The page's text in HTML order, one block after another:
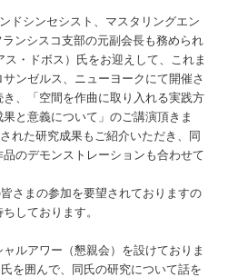
ドシンセシスト、マスタリングエン
ンシスコ支部の元副会長も務められ
・ドボス）氏をお迎えして、これま
ンゼルス、ニューヨークにて開催さ
、「空間を作曲に取り入れる実践方
と意義について」のご講演頂きま
れた研究成果もご紹介いただき、同
のデモンストレーションも合わせて
さまの参加を要望されておりますの
しております。
ルアワー（懇親会）を設けておりま
を囲んで、同氏の研究について話を